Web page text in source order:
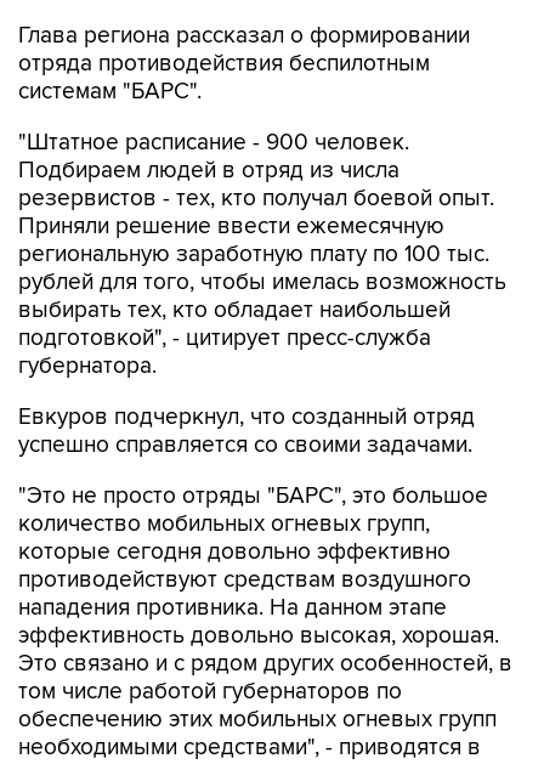
Глава региона рассказал о формировании
отряда противодействия беспилотным
системам "БАРС".
"Штатное расписание - 900 человек.
Подбираем людей в отряд из числа
резервистов - тех, кто получал боевой опыт.
Приняли решение ввести ежемесячную
региональную заработную плату по 100 тыс.
рублей для того, чтобы имелась возможность
выбирать тех, кто обладает наибольшей
подготовкой", - цитирует пресс-служба
губернатора.
Евкуров подчеркнул, что созданный отряд
успешно справляется со своими задачами.
"Это не просто отряды "БАРС", это большое
количество мобильных огневых групп,
которые сегодня довольно эффективно
противодействуют средствам воздушного
нападения противника. На данном этапе
эффективность довольно высокая, хорошая.
Это связано и с рядом других особенностей, в
том числе работой губернаторов по
обеспечению этих мобильных огневых групп
необходимыми средствами", - приводятся в